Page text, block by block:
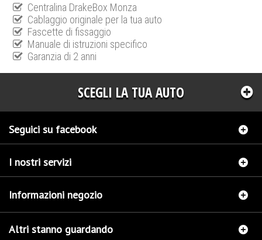
Centralina DrakeBox Monza
Cablaggio originale per la tua auto
Fascette di fissaggio
Manuale di istruzioni specifico
Garanzia di 2 anni
SCEGLI LA TUA AUTO
Seguici su facebook
I nostri servizi
Informazioni negozio
Altri stanno guardando